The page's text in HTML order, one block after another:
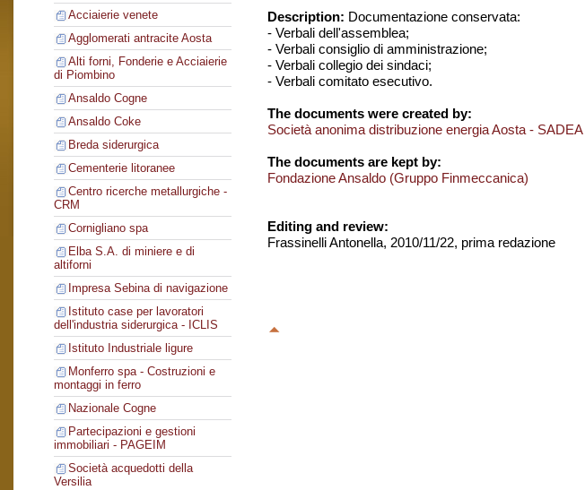
Acciaierie venete
Agglomerati antracite Aosta
Alti forni, Fonderie e Acciaierie
di Piombino
Ansaldo Cogne
Ansaldo Coke
Breda siderurgica
Cementerie litoranee
Centro ricerche metallurgiche -
CRM
Cornigliano spa
Elba S.A. di miniere e di
altiforni
Impresa Sebina di navigazione
Istituto case per lavoratori
dell'industria siderurgica - ICLIS
Istituto Industriale ligure
Monferro spa - Costruzioni e
montaggi in ferro
Nazionale Cogne
Partecipazioni e gestioni
immobiliari - PAGEIM
Società acquedotti della
Versilia
Description: Documentazione conservata:
- Verbali dell'assemblea;
- Verbali consiglio di amministrazione;
- Verbali collegio dei sindaci;
- Verbali comitato esecutivo.
The documents were created by:
Società anonima distribuzione energia Aosta - SADEA
The documents are kept by:
Fondazione Ansaldo (Gruppo Finmeccanica)
Editing and review:
Frassinelli Antonella, 2010/11/22, prima redazione